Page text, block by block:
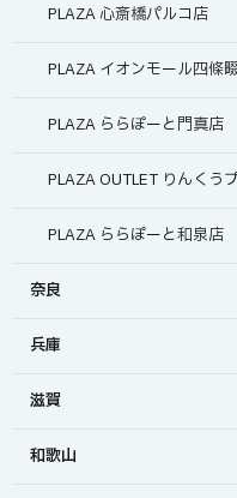
PLAZA 心斎橋パルコ店
PLAZA イオンモール四條
PLAZA ららぽーと門真店
PLAZA OUTLET りんくう
PLAZA ららぽーと和泉店
奈良
兵庫
滋賀
和歌山